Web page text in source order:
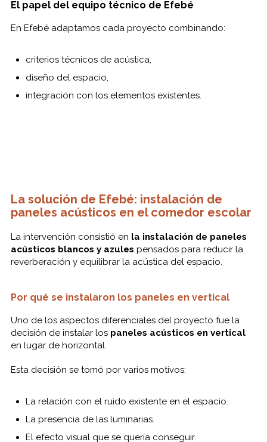
El papel del equipo técnico de Efebé
En Efebé adaptamos cada proyecto combinando:
criterios técnicos de acústica,
diseño del espacio,
integración con los elementos existentes.
La solución de Efebé: instalación de
paneles acústicos en el comedor escolar
La intervención consistió en la instalación de paneles
acústicos blancos y azules pensados para reducir la
reverberación y equilibrar la acústica del espacio.
Por qué se instalaron los paneles en vertical
Uno de los aspectos diferenciales del proyecto fue la
decisión de instalar los paneles acústicos en vertical
en lugar de horizontal.
Esta decisión se tomó por varios motivos:
La relación con el ruido existente en el espacio.
La presencia de las luminarias.
El efecto visual que se quería conseguir.